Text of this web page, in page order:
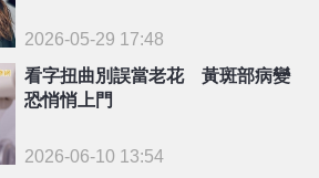
2026-05-29 17:48
看字扭曲別誤當老花 黃斑部病變
恐悄悄上門
2026-06-10 13:54